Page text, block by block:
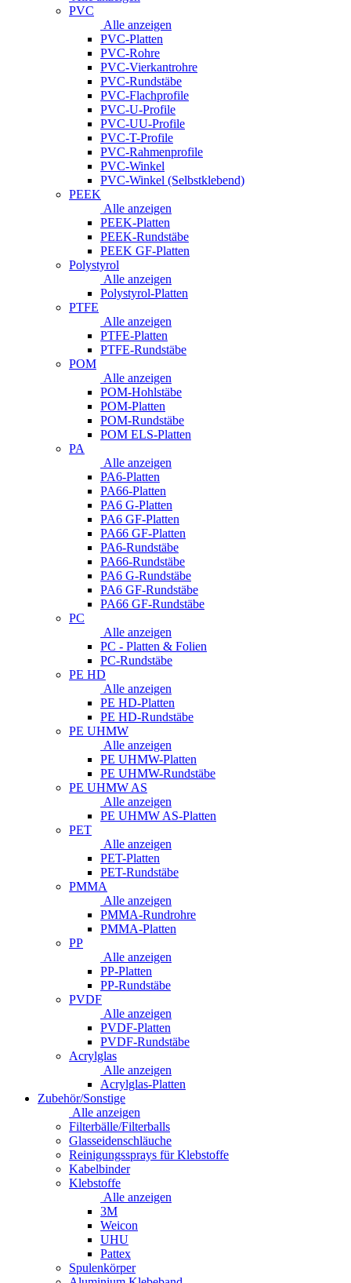
PVC
Alle anzeigen
PVC-Platten
PVC-Rohre
PVC-Vierkantrohre
PVC-Rundstäbe
PVC-Flachprofile
PVC-U-Profile
PVC-UU-Profile
PVC-T-Profile
PVC-Rahmenprofile
PVC-Winkel
PVC-Winkel (Selbstklebend)
PEEK
Alle anzeigen
PEEK-Platten
PEEK-Rundstäbe
PEEK GF-Platten
Polystyrol
Alle anzeigen
Polystyrol-Platten
PTFE
Alle anzeigen
PTFE-Platten
PTFE-Rundstäbe
POM
Alle anzeigen
POM-Hohlstäbe
POM-Platten
POM-Rundstäbe
POM ELS-Platten
PA
Alle anzeigen
PA6-Platten
PA66-Platten
PA6 G-Platten
PA6 GF-Platten
PA66 GF-Platten
PA6-Rundstäbe
PA66-Rundstäbe
PA6 G-Rundstäbe
PA6 GF-Rundstäbe
PA66 GF-Rundstäbe
PC
Alle anzeigen
PC - Platten & Folien
PC-Rundstäbe
PE HD
Alle anzeigen
PE HD-Platten
PE HD-Rundstäbe
PE UHMW
Alle anzeigen
PE UHMW-Platten
PE UHMW-Rundstäbe
PE UHMW AS
Alle anzeigen
PE UHMW AS-Platten
PET
Alle anzeigen
PET-Platten
PET-Rundstäbe
PMMA
Alle anzeigen
PMMA-Rundrohre
PMMA-Platten
PP
Alle anzeigen
PP-Platten
PP-Rundstäbe
PVDF
Alle anzeigen
PVDF-Platten
PVDF-Rundstäbe
Acrylglas
Alle anzeigen
Acrylglas-Platten
Zubehör/Sonstige
Alle anzeigen
Filterbälle/Filterballs
Glasseidenschläuche
Reinigungssprays für Klebstoffe
Kabelbinder
Klebstoffe
Alle anzeigen
3M
Weicon
UHU
Pattex
Spulenkörper